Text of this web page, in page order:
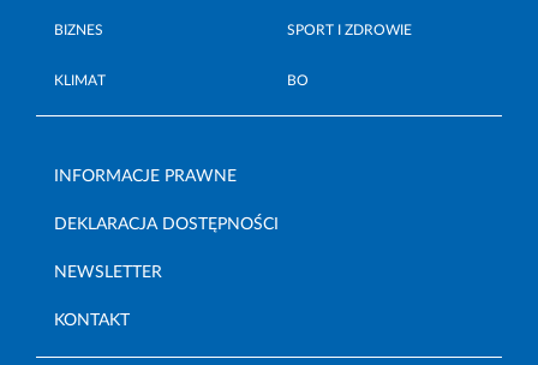
BIZNES SPORT I ZDROWIE
KLIMAT BO
INFORMACJE PRAWNE
DEKLARACJA DOSTĘPNOŚCI
NEWSLETTER
KONTAKT